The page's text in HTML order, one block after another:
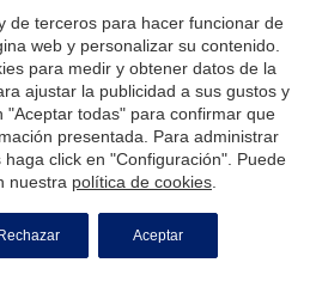
INFORMACIÓN
Luxembourg
Malta
de terceros para hacer funcionar de
web y personalizar su contenido.
para medir y obtener datos de la
ajustar la publicidad a sus gustos y
"Aceptar todas" para confirmar que
presentada. Para administrar
click en "Configuración". Puede
nuestra política de cookies
Aceptar